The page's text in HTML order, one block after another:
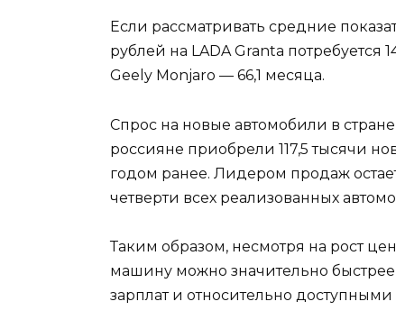
Если рассматривать средние
рублей на LADA Granta потребуется
Geely Monjaro — 66,1 месяца.
Спрос на новые автомобили в
россияне приобрели 117,5 тысячи
годом ранее. Лидером продаж
четверти всех реализованных
Таким образом, несмотря на рост
машину можно значительно
зарплат и относительно